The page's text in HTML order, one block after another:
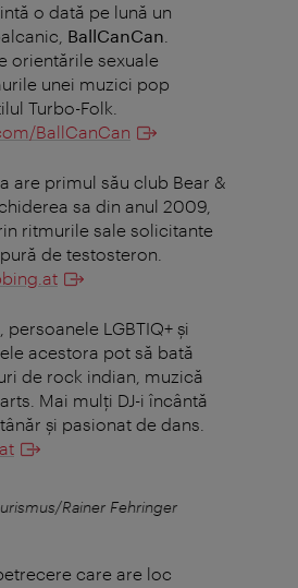
o dată pe lună un
BallCanCan
orientările sexuale
unei muzici pop
Turbo-Folk.
BallCanCan
are primul său club Bear &
sa din anul 2009,
ritmurile sale solicitante
de testosteron.
persoanele LGBTIQ+ şi
acestora pot să bată
de rock indian, muzică
Mai mulţi DJ-i încântă
şi pasionat de dans.
Rainer Fehringer
care are loc